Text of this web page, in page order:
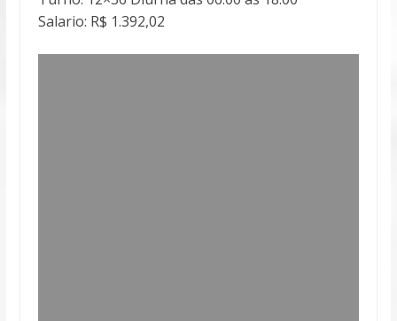
Salario: R$ 1.392,02